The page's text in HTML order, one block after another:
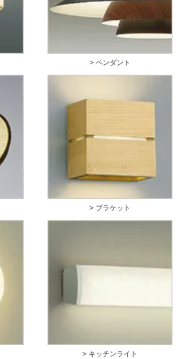
> ペンダント
> ブラケット
> キッチンライト